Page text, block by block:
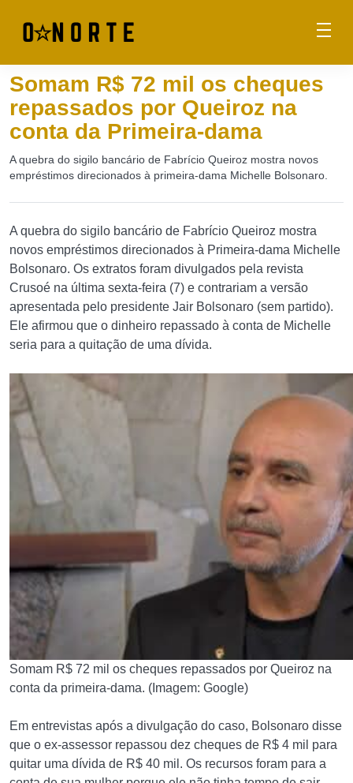
Somam R$ 72 mil os cheques
repassados por Queiroz na
conta da Primeira-dama
A quebra do sigilo bancário de Fabrício Queiroz mostra novos
empréstimos direcionados à primeira-dama Michelle Bolsonaro.
A quebra do sigilo bancário de Fabrício Queiroz mostra
novos empréstimos direcionados à Primeira-dama Michelle
Bolsonaro. Os extratos foram divulgados pela revista
Crusoé na última sexta-feira (7) e contrariam a versão
apresentada pelo presidente Jair Bolsonaro (sem partido).
Ele afirmou que o dinheiro repassado à conta de Michelle
seria para a quitação de uma dívida.
Somam R$ 72 mil os cheques repassados por Queiroz na
conta da primeira-dama. (Imagem: Google)
Em entrevistas após a divulgação do caso, Bolsonaro disse
que o ex-assessor repassou dez cheques de R$ 4 mil para
quitar uma dívida de R$ 40 mil. Os recursos foram para a